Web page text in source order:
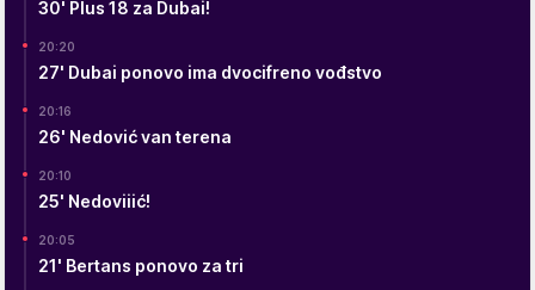
30' Plus 18 za Dubai!
20:20
27' Dubai ponovo ima dvocifreno vođstvo
20:16
26' Nedović van terena
20:10
25' Nedoviiić!
20:05
21' Bertans ponovo za tri